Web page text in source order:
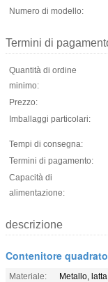
Numero di modello:
Termini di
Quantità di ordine
minimo:
Prezzo:
Imballaggi particolari:
Tempi di consegna:
Termini di pagamento:
Capacità di
alimentazione:
descrizione
Contenitore
Materiale:
Metallo, latta